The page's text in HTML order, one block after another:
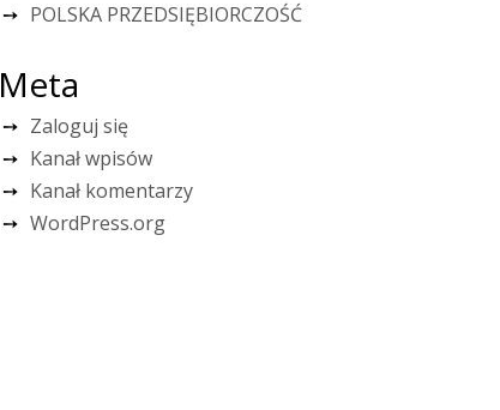
POLSKA PRZEDSIĘBIORCZOŚĆ
Meta
Zaloguj się
Kanał wpisów
Kanał komentarzy
WordPress.org